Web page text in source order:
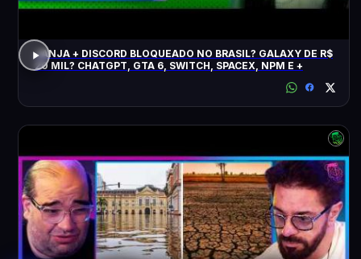
JANJA + DISCORD BLOQUEADO NO BRASIL? GALAXY DE R$
20 MIL? CHATGPT, GTA 6, SWITCH, SPACEX, NPM E +